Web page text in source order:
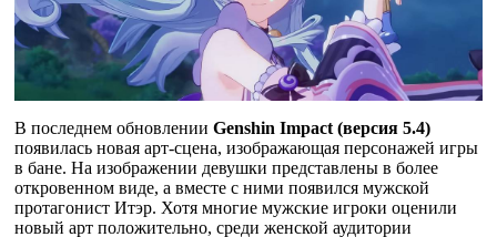
В последнем обновлении Genshin Impact (версия 5.4)
появилась новая арт-сцена, изображающая персонажей игры
в бане. На изображении девушки представлены в более
откровенном виде, а вместе с ними появился мужской
протагонист Итэр. Хотя многие мужские игроки оценили
новый арт положительно, среди женской аудитории